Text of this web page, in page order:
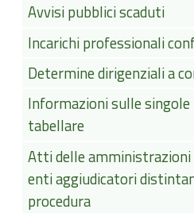
Avvisi pubblici scaduti
Incarichi professionali
Determine dirigenziali a
Informazioni sulle
tabellare
Atti delle amministrazioni
enti aggiudicatori
procedura